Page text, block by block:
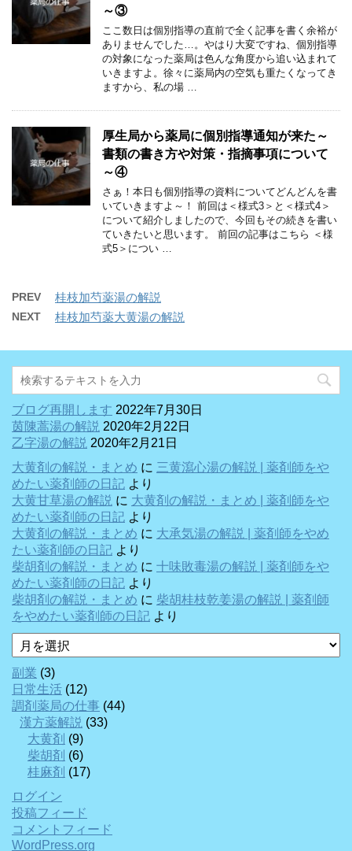
～③
ここ数日は個別指導の直前で全く記事を書く余裕が
ありませんでした…。やはり大変ですね、個別指導
の対象になった薬局は色んな角度から追い込まれて
いきますよ。徐々に薬局内の空気も重たくなってき
ますから、私の場 …
厚生局から薬局に個別指導通知が来た～
書類の書き方や対策・指摘事項について
～④
さぁ！本日も個別指導の資料についてどんどんを書
いていきますよ～！ 前回は＜様式3＞と＜様式4＞
について紹介しましたので、今回もその続きを書い
ていきたいと思います。 前回の記事はこちら ＜様
式5＞につい …
PREV 桂枝加芍薬湯の解説
NEXT 桂枝加芍薬大黄湯の解説
ブログ再開します 2022年7月30日
茵陳蒿湯の解説 2020年2月22日
乙字湯の解説 2020年2月21日
大黄剤の解説・まとめ に 三黄瀉心湯の解説 | 薬剤師をや
めたい薬剤師の日記 より
大黄甘草湯の解説 に 大黄剤の解説・まとめ | 薬剤師をや
めたい薬剤師の日記 より
大黄剤の解説・まとめ に 大承気湯の解説 | 薬剤師をやめ
たい薬剤師の日記 より
柴胡剤の解説・まとめ に 十味敗毒湯の解説 | 薬剤師をや
めたい薬剤師の日記 より
柴胡剤の解説・まとめ に 柴胡桂枝乾姜湯の解説 | 薬剤師
をやめたい薬剤師の日記 より
ア
ー
カ
イ
ブ
副業 (3)
日常生活 (12)
調剤薬局の仕事 (44)
漢方薬解説 (33)
大黄剤 (9)
柴胡剤 (6)
桂麻剤 (17)
ログイン
投稿フィード
コメントフィード
WordPress.org